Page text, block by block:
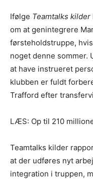
Ifølge Teamtalks kilder
om at genintegrere
førsteholdstruppe,
noget denne sommer.
at have instrueret
klubben er fuldt
Trafford efter
LÆS: Op til 210
Teamtalks kilder
at der udføres nyt
integration i truppen,